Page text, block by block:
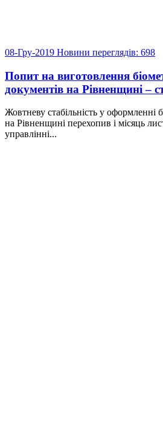
08-Гру-2019 Новини переглядів: 698
Попит на виготовлення
документів на Рівненщині –
Жовтневу стабільність у оформленні
на Рівненщині перехопив і місяць
управлінні...